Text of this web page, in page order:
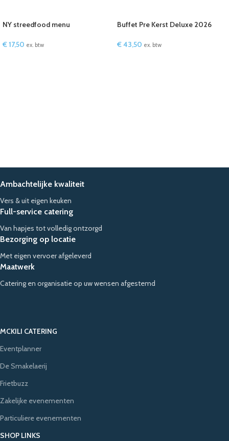
NY streedfood menu
€17,50 ex. btw
Buffet Pre Kerst Deluxe 2026
€43,50 ex. btw
Ambachtelijke kwaliteit
Vers & uit eigen keuken
Full-service catering
Van hapjes tot volledig ontzorgd
Bezorging op locatie
Met eigen vervoer afgeleverd
Maatwerk
Catering en organisatie op uw wensen afgestemd
MCKILI CATERING
Eventplanner
De Smakelaerij
Frietbuzz
Zakelijke evenementen
Particuliere evenementen
SHOP LINKS